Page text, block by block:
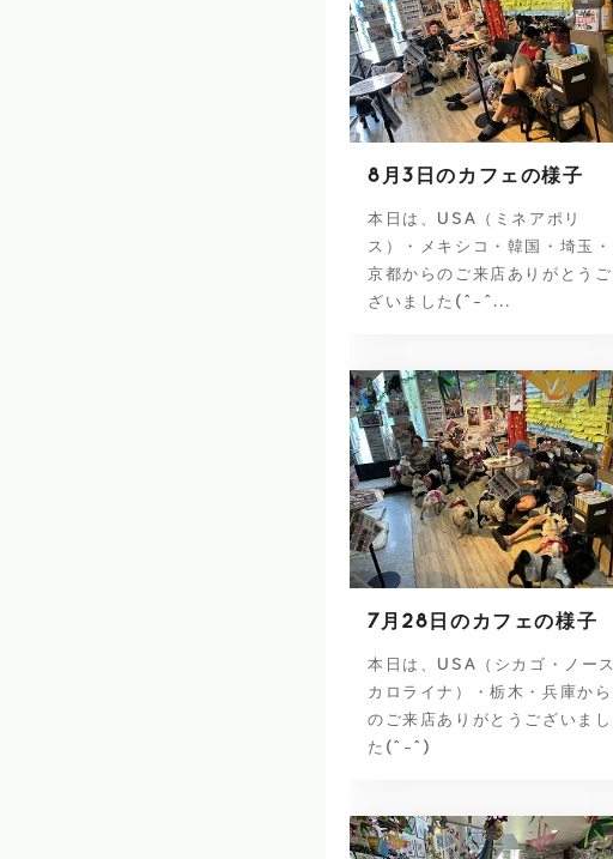
8月3日のカフェの様子
本日は、USA（ミネアポリ
ス）・メキシコ・韓国・埼玉・
京都からのご来店ありがとうご
ざいました(^-^...
7月28日のカフェの様子
本日は、USA（シカゴ・ノース
カロライナ）・栃木・兵庫から
のご来店ありがとうございまし
た(^-^)